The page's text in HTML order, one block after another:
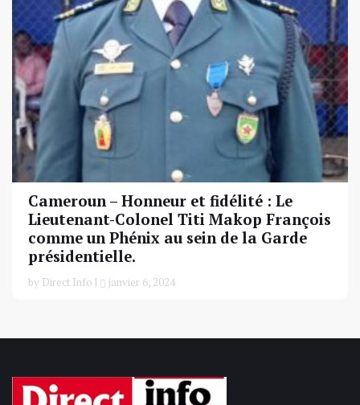
Cameroun – Honneur et fidélité : Le
Lieutenant-Colonel Titi Makop François
comme un Phénix au sein de la Garde
présidentielle.
by Direct Info | janvier 6, 2024